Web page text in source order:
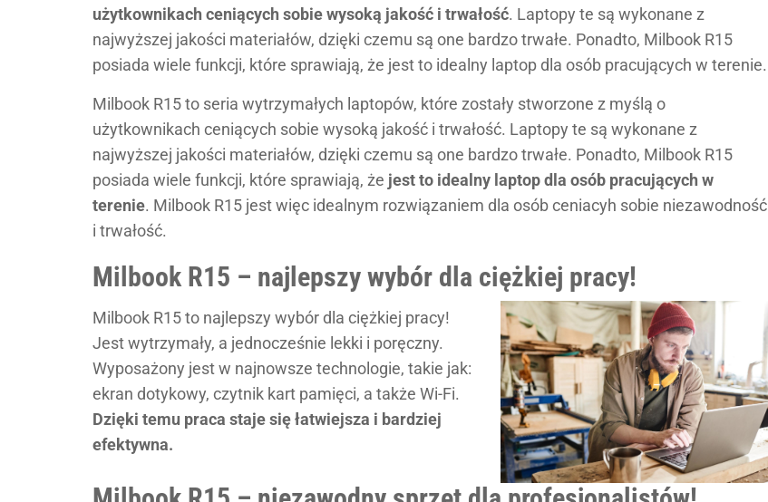
użytkownikach ceniących sobie wysoką jakość i trwałość. Laptopy te są wykonane z
najwyższej jakości materiałów, dzięki czemu są one bardzo trwałe. Ponadto, Milbook R15
posiada wiele funkcji, które sprawiają, że jest to idealny laptop dla osób pracujących w terenie.
Milbook R15 to seria wytrzymałych laptopów, które zostały stworzone z myślą o
użytkownikach ceniących sobie wysoką jakość i trwałość. Laptopy te są wykonane z
najwyższej jakości materiałów, dzięki czemu są one bardzo trwałe. Ponadto, Milbook R15
posiada wiele funkcji, które sprawiają, że jest to idealny laptop dla osób pracujących w
terenie. Milbook R15 jest więc idealnym rozwiązaniem dla osób ceniacyh sobie niezawodność
i trwałość.
Milbook R15 – najlepszy wybór dla ciężkiej pracy!
Milbook R15 to najlepszy wybór dla ciężkiej pracy!
Jest wytrzymały, a jednocześnie lekki i poręczny.
Wyposażony jest w najnowsze technologie, takie jak:
ekran dotykowy, czytnik kart pamięci, a także Wi-Fi.
Dzięki temu praca staje się łatwiejsza i bardziej
efektywna.